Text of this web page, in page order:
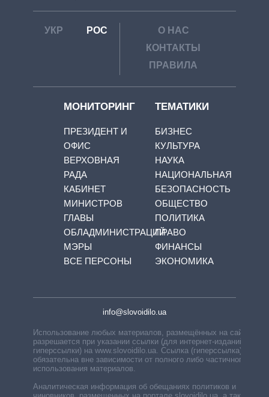
УКР РОС
О НАС
КОНТАКТЫ
ПРАВИЛА
МОНИТОРИНГ
ПРЕЗИДЕНТ И
ОФИС
ВЕРХОВНАЯ
РАДА
КАБИНЕТ
МИНИСТРОВ
ГЛАВЫ
ОБЛАДМИНИСТРАЦИЙ
МЭРЫ
ВСЕ ПЕРСОНЫ
ТЕМАТИКИ
БИЗНЕС
КУЛЬТУРА
НАУКА
НАЦИОНАЛЬНАЯ
БЕЗОПАСНОСТЬ
ОБЩЕСТВО
ПОЛИТИКА
ПРАВО
ФИНАНСЫ
ЭКОНОМИКА
info@slovoidilo.ua
Использование любых материалов, размещённых на сайте,
разрешается при указании ссылки (для интернет-изданий —
гиперссылки) на www.slovoidilo.ua. Ссылка (гиперссылка)
обязательна вне зависимости от полного либо частичного
использования материалов.
Аналитическая информация об обещаниях политиков и